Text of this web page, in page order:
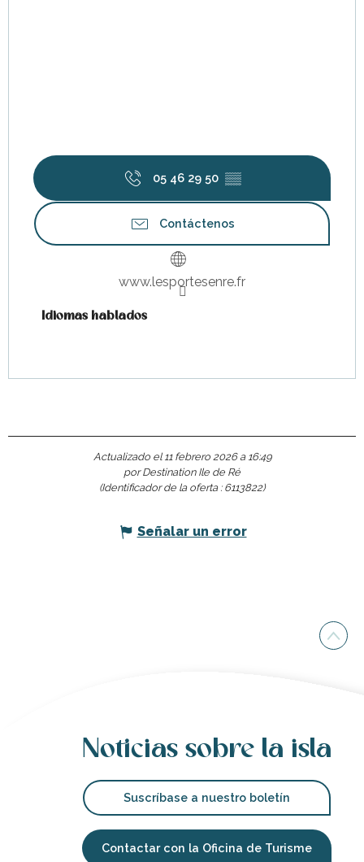
05 46 29 50 ▒▒
Contáctenos
www.lesportesenre.fr
Idiomas hablados
Idiomas hablados
Actualizado el 11 febrero 2026 a 16:49
por Destination Ile de Ré
(Identificador de la oferta : 6113822)
Señalar un error
Noticias sobre la isla
Suscríbase a nuestro boletín
Contactar con la Oficina de Turisme